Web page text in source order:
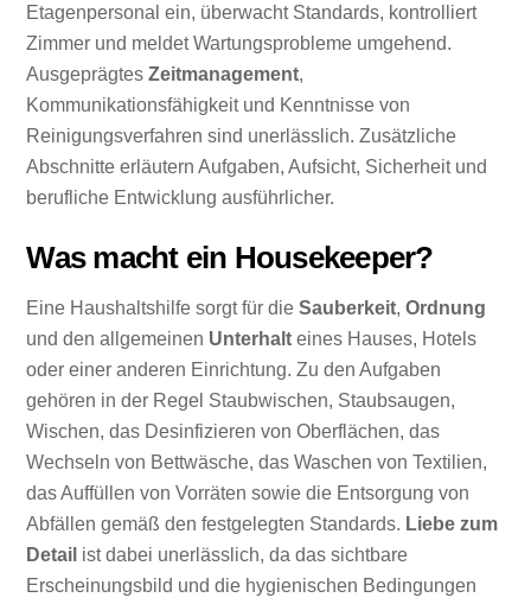
Etagenpersonal ein, überwacht Standards, kontrolliert
Zimmer und meldet Wartungsprobleme umgehend.
AusgeprägtesZeitmanagement,
Kommunikationsfähigkeit und Kenntnisse von
Reinigungsverfahren sind unerlässlich. Zusätzliche
Abschnitte erläutern Aufgaben, Aufsicht, Sicherheit und
berufliche Entwicklung ausführlicher.
Was macht ein Housekeeper?
Eine Haushaltshilfe sorgt für dieSauberkeit,Ordnung
und den allgemeinen Unterhalt eines Hauses, Hotels
oder einer anderen Einrichtung. Zu den Aufgaben
gehören in der Regel Staubwischen, Staubsaugen,
Wischen, das Desinfizieren von Oberflächen, das
Wechseln von Bettwäsche, das Waschen von Textilien,
das Auffüllen von Vorräten sowie die Entsorgung von
Abfällen gemäß den festgelegten Standards. Liebe zum
Detail ist dabei unerlässlich, da das sichtbare
Erscheinungsbild und die hygienischen Bedingungen